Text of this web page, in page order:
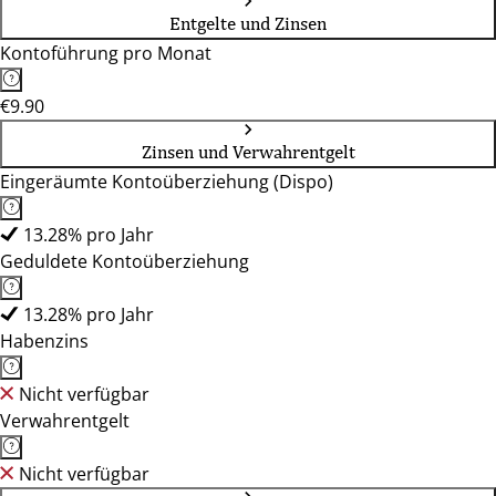
88161, 88212, 89073, 89257, 89407, 90402, 90419, 90451,
90473, 90480, 90537, 90762, 91052, 91074, 91126, 91207,
91301, 91522, 91710, 92224, 92318, 92421, 92637, 93047,
93049, 93059, 93128, 93155, 93333, 94032, 94060, 94315,
94469, 95028, 95444, 95615, 96047, 96317, 96450, 96465,
97070, 97318, 97421, 97616, 97688, 97816, 99084, 99423,
99817
Entgelte und Zinsen
Kontoführung pro Monat
€9.90
Zinsen und Verwahrentgelt
Eingeräumte Kontoüberziehung (Dispo)
13.28% pro Jahr
Geduldete Kontoüberziehung
13.28% pro Jahr
Habenzins
Nicht verfügbar
Verwahrentgelt
Nicht verfügbar